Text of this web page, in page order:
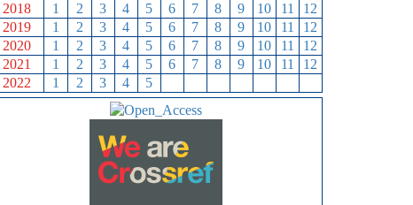
2018
1 2 3 4 5 6 7 8 9 10 11
12
2019
1 2 3 4 5 6 7 8 9 10 11
12
2020
1 2 3 4 5 6 7 8 9 10 11
12
2021
1 2 3 4 5 6 7 8 9 10 11
12
2022
1 2 3 4 5